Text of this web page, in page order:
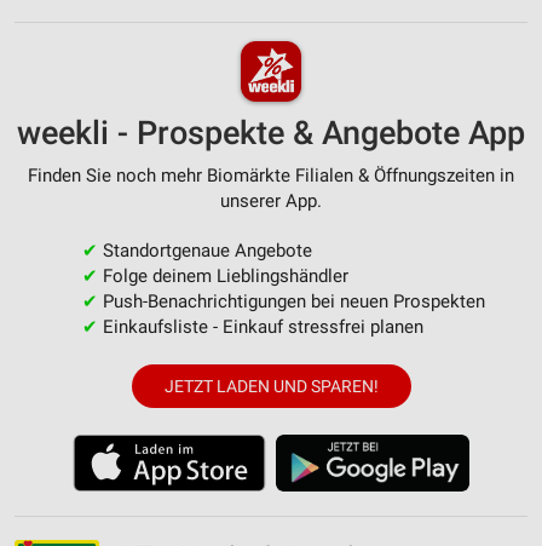
weekli - Prospekte & Angebote App
Finden Sie noch mehr Biomärkte Filialen & Öffnungszeiten in
unserer App.
✔ Standortgenaue Angebote
✔ Folge deinem Lieblingshändler
✔ Push-Benachrichtigungen bei neuen Prospekten
✔ Einkaufsliste - Einkauf stressfrei planen
JETZT LADEN UND SPAREN!